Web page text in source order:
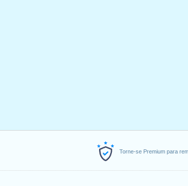
Torne-se Premium para